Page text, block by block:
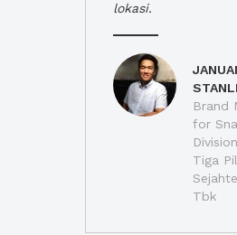
lokasi.
Brand
for
Tiga
Tbk